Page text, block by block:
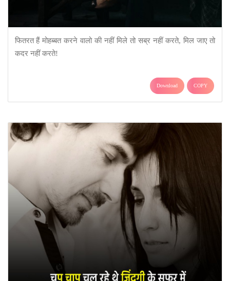
फितरत हैं मोहब्बत करने वालो की नहीं मिले तो सब्र नहीं करते, मिल जाए तो
कदर नहीं करते!
Download COPY